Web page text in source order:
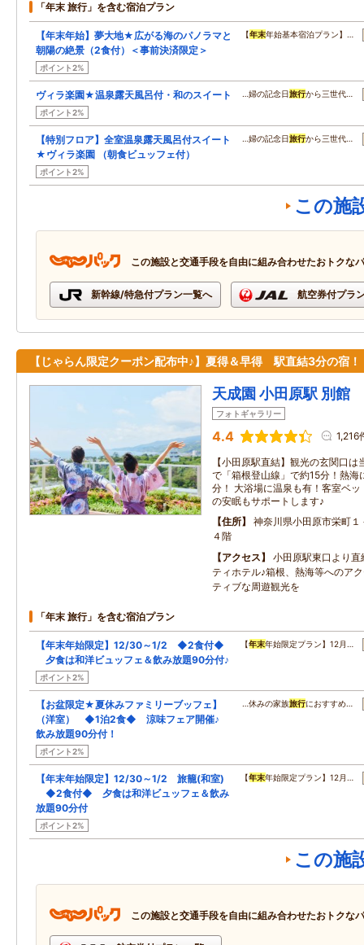
「年末 旅行」を含む宿泊プラン
【年末年始】夢大地★広がる海のパノラマと
朝陽の絶景（2食付）＜事前決済限定＞
ポイント2%
【年末年始基本宿泊プラン】…
ヴィラ楽園★温泉露天風呂付・和のスイート
ポイント2%
…婦の記念日旅行から三世代…
【特別フロア】全室温泉露天風呂付スイート
★ヴィラ楽園 （朝食ビュッフェ付）
ポイント2%
…婦の記念日旅行から三世代…
この施
この施設と交通手段を自由に組み合わせたおトクな
新幹線/特急付プラン一覧へ 航空券付プラ
【じゃらん限定クーポン配布中♪】夏得＆早得 駅直結3分の宿！
天成園 小田原駅 別館
フォトギャラリー
4.4 1,216
【小田原駅直結】観光の玄関口
で「箱根登山線」で約15分！熱
分！ 大浴場に温泉も有！客室ベ
の安眠もサポートします♪
住所
神奈川県小田原市栄町
４階
アクセス
小田原駅東口より
ティホテル♪箱根、熱海等へのア
ティブな周遊観光を
「年末 旅行」を含む宿泊プラン
【年末年始限定】12/30～1/2 ◆2食付◆
夕食は和洋ビュッフェ＆飲み放題90分付♪
ポイント2%
【年末年始限定プラン】12月…
【お盆限定★夏休みファミリーブッフェ】
（洋室） ◆1泊2食◆ 涼味フェア開催♪
飲み放題90分付！
ポイント2%
…休みの家族旅行におすすめ…
【年末年始限定】12/30～1/2 旅籠(和室)
◆2食付◆ 夕食は和洋ビュッフェ＆飲み
放題90分付
ポイント2%
【年末年始限定プラン】12月…
この施
この施設と交通手段を自由に組み合わせたおトクな